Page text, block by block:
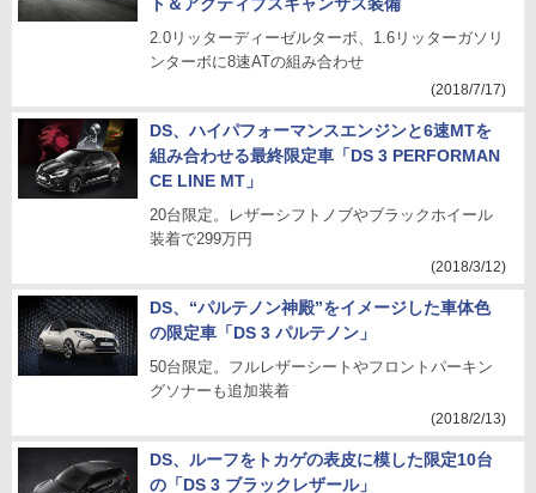
2.0リッターディーゼルターボ、1.6リッターガソリ
ンターボに8速ATの組み合わせ
(2018/7/17)
DS、ハイパフォーマンスエンジンと6速MTを
組み合わせる最終限定車「DS 3 PERFORMAN
CE LINE MT」
20台限定。レザーシフトノブやブラックホイール
装着で299万円
(2018/3/12)
DS、“パルテノン神殿”をイメージした車体色
の限定車「DS 3 パルテノン」
50台限定。フルレザーシートやフロントパーキン
グソナーも追加装着
(2018/2/13)
DS、ルーフをトカゲの表皮に模した限定10台
の「DS 3 ブラックレザール」